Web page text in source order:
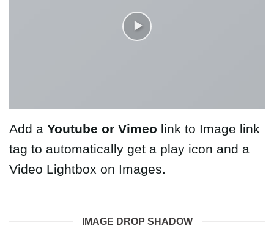
Add a Youtube or Vimeo link to Image link
tag to automatically get a play icon and a
Video Lightbox on Images.
IMAGE DROP SHADOW